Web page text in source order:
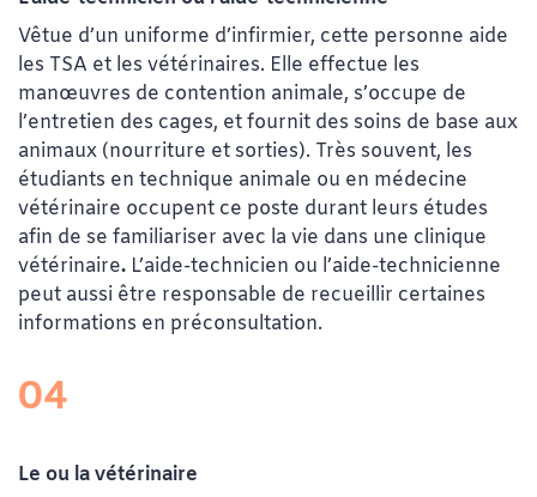
Vêtue d’un uniforme d’infirmier, cette personne aide
les TSA et les vétérinaires. Elle effectue les
manœuvres de contention animale, s’occupe de
l’entretien des cages, et fournit des soins de base aux
animaux (nourriture et sorties). Très souvent, les
étudiants en technique animale ou en médecine
vétérinaire occupent ce poste durant leurs études
afin de se familiariser avec la vie dans une clinique
vétérinaire. L’aide-technicien ou l’aide-technicienne
peut aussi être responsable de recueillir certaines
informations en préconsultation.
04
Le ou la vétérinaire